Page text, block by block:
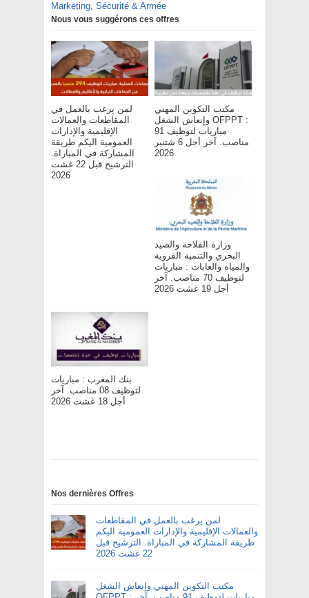
Marketing, Sécurité & Armée
Nous vous suggérons ces offres
لمن يرغب بالعمل في
المقاطعات والعمالات
الإقليمية والإدارات
العمومية اليكم طريقة
المشاركة في المباراة.
الترشيح قبل 22 غشت
2026
مكتب التكوين المهني
وإنعاش الشغل OFPPT :
مباريات لتوظيف 91
مناصب. آخر أجل 6 شتنبر
2026
وزارة الفلاحة والصيد
البحري والتنمية القروية
والمياه والغابات : مباريات
لتوظيف 70 مناصب. آخر
أجل 19 غشت 2026
بنك المغرب : مباريات
لتوظيف 08 مناصب. آخر
أجل 18 غشت 2026
Nos dernières Offres
لمن يرغب بالعمل في المقاطعات
والعمالات الإقليمية والإدارات العمومية اليكم
طريقة المشاركة في المباراة. الترشيح قبل
22 غشت 2026
مكتب التكوين المهني وإنعاش الشغل